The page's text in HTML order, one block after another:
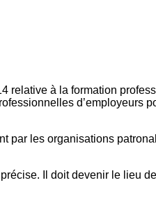
à la formation
d’employeurs
par les organisations
Il doit devenir le lieu